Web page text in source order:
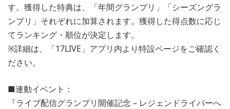
す。獲得した特典は、「年間グランプリ」「シーズングラ
ンプリ」それぞれに加算されます。獲得した得点数に応じ
てランキング・順位が決定します。
※詳細は、「17LIVE」アプリ内より特設ページをご確認く
ださい。
■連動イベント：
『ライブ配信グランプリ開催記念 – レジェンドライバーへ